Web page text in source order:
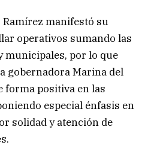
Ramírez manifestó su
operativos sumando las
municipales, por lo que
gobernadora Marina del
forma positiva en las
especial énfasis en
solidad y atención de